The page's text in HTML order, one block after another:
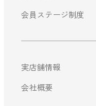
会員ステージ制度
実店舗情報
会社概要